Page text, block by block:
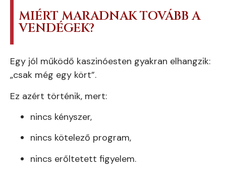
MIÉRT MARADNAK TOVÁBB A
VENDÉGEK?
Egy jól működő kaszinóesten gyakran elhangzik:
„csak még egy kört”.
Ez azért történik, mert:
nincs kényszer,
nincs kötelező program,
nincs erőltetett figyelem.